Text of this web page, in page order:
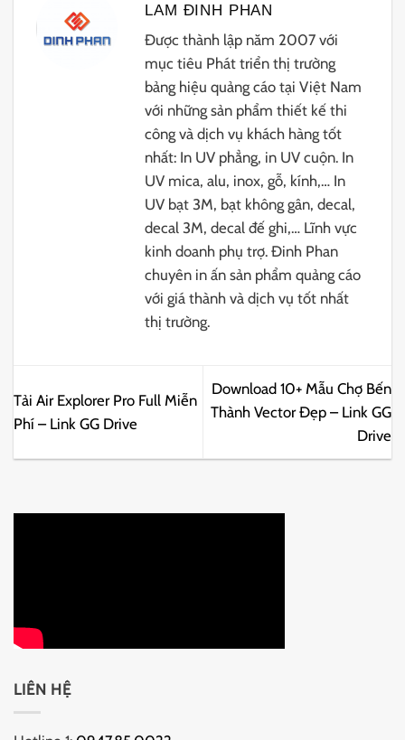
LAM ĐINH PHAN
Được thành lập năm 2007 với
mục tiêu Phát triển thị trường
bảng hiệu quảng cáo tại Việt Nam
với những sản phẩm thiết kế thi
công và dịch vụ khách hàng tốt
nhất: In UV phẳng, in UV cuộn. In
UV mica, alu, inox, gỗ, kính,… In
UV bạt 3M, bạt không gân, decal,
decal 3M, decal đế ghi,… Lĩnh vực
kinh doanh phụ trợ. Đinh Phan
chuyên in ấn sản phẩm quảng cáo
với giá thành và dịch vụ tốt nhất
thị trường.
Tải Air Explorer Pro Full Miễn
Phí – Link GG Drive
Download 10+ Mẫu Chợ Bến
Thành Vector Đẹp – Link GG
Drive
LIÊN HỆ